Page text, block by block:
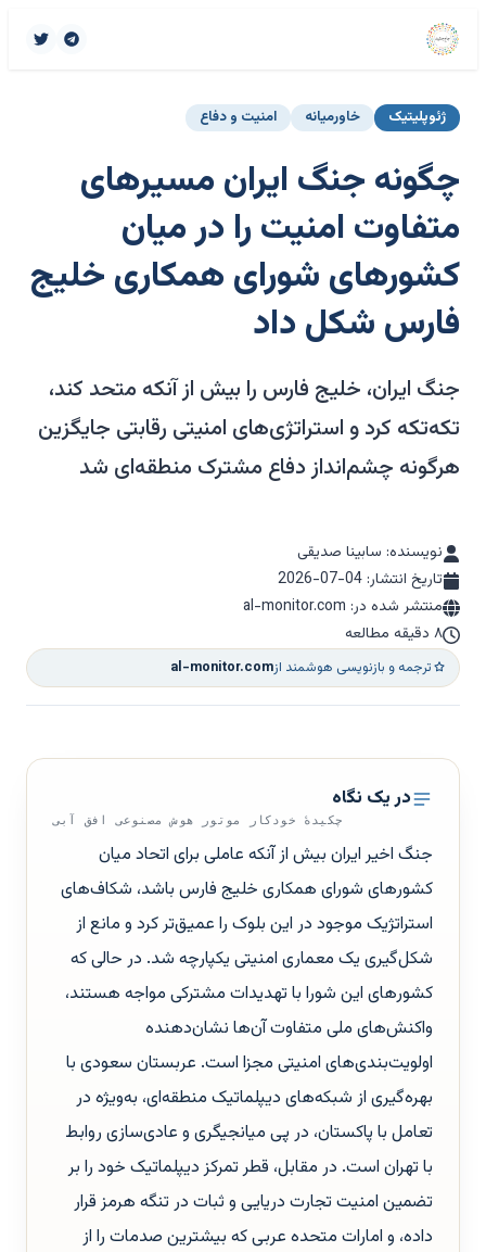
ژئوپلیتیک خاورمیانه امنیت و دفاع
چگونه جنگ ایران مسیرهای
متفاوت امنیت را در میان
کشورهای شورای همکاری خلیج
فارس شکل داد
جنگ ایران، خلیج فارس را بیش از آنکه متحد کند،
تکه‌تکه کرد و استراتژی‌های امنیتی رقابتی جایگزین
هرگونه چشم‌انداز دفاع مشترک منطقه‌ای شد
نویسنده: سابینا صدیقی
تاریخ انتشار: 2026-07-04
منتشر شده در: al-monitor.com
۸ دقیقه مطالعه
ترجمه و بازنویسی هوشمند ازal-monitor.com
در یک نگاه
چکیدهٔ خودکار موتور هوش مصنوعی افق آبی
جنگ اخیر ایران بیش از آنکه عاملی برای اتحاد میان
کشورهای شورای همکاری خلیج فارس باشد، شکاف‌های
استراتژیک موجود در این بلوک را عمیق‌تر کرد و مانع از
شکل‌گیری یک معماری امنیتی یکپارچه شد. در حالی که
کشورهای این شورا با تهدیدات مشترکی مواجه هستند،
واکنش‌های ملی متفاوت آن‌ها نشان‌دهنده
اولویت‌بندی‌های امنیتی مجزا است. عربستان سعودی با
بهره‌گیری از شبکه‌های دیپلماتیک منطقه‌ای، به‌ویژه در
تعامل با پاکستان، در پی میانجیگری و عادی‌سازی روابط
با تهران است. در مقابل، قطر تمرکز دیپلماتیک خود را بر
تضمین امنیت تجارت دریایی و ثبات در تنگه هرمز قرار
داده، و امارات متحده عربی که بیشترین صدمات را از